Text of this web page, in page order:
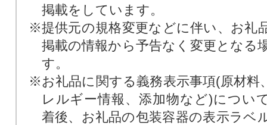
掲載をしています。
※提供元の規格変更などに伴い、お礼
掲載の情報から予告なく変更となる
す。
※お礼品に関する義務表示事項(原材料
レルギー情報、添加物など)につい
着後、お礼品の包装容器の表示ラベ